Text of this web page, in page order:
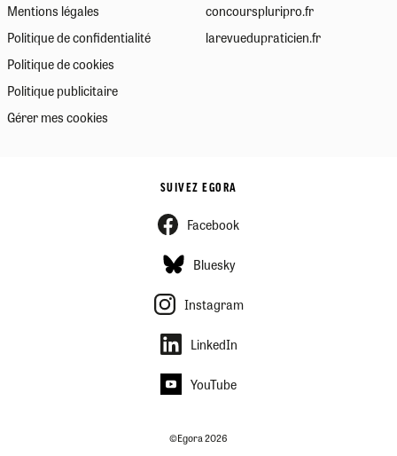
Mentions légales
Politique de confidentialité
Politique de cookies
Politique publicitaire
Gérer mes cookies
concourspluripro.fr
larevuedupraticien.fr
SUIVEZ EGORA
Facebook
Bluesky
Instagram
LinkedIn
YouTube
©Egora 2026